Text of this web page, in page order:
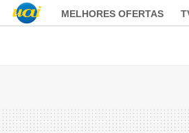
MELHORES OFERTAS